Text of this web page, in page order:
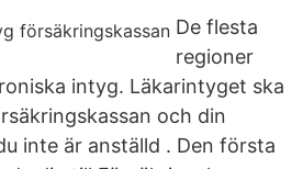
De flesta
regioner
intyg. Läkarintyget ska
och din
inte är anställd . Den första